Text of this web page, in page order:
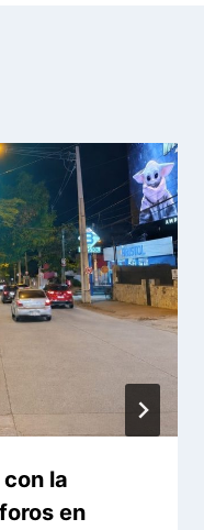
la
en